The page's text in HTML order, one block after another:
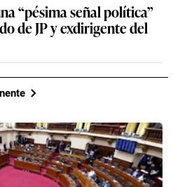
“pésima señal política”
de JP y exdirigente del